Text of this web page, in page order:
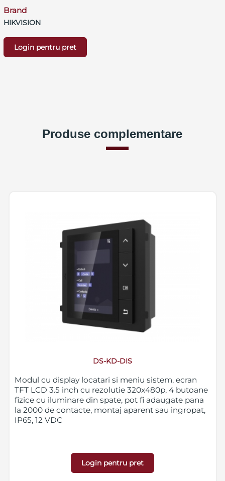
Brand
HIKVISION
Login pentru pret
Produse complementare
DS-KD-DIS
Modul cu display locatari si meniu sistem, ecran
TFT LCD 3.5 inch cu rezolutie 320x480p, 4 butoane
fizice cu iluminare din spate, pot fi adaugate pana
la 2000 de contacte, montaj aparent sau ingropat,
IP65, 12 VDC
Login pentru pret